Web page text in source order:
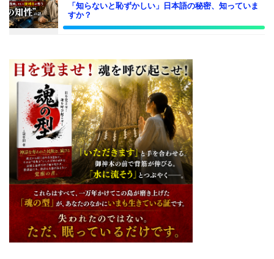
「知らないと恥ずかしい」日本語の秘密、知っていま
すか？